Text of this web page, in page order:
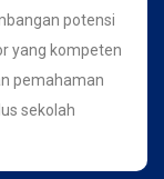
potensi
yang kompeten
pemahaman
sekolah